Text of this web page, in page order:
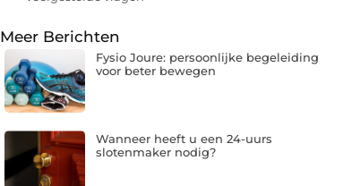
Meer Berichten
Fysio Joure: persoonlijke begeleiding
voor beter bewegen
Wanneer heeft u een 24-uurs
slotenmaker nodig?